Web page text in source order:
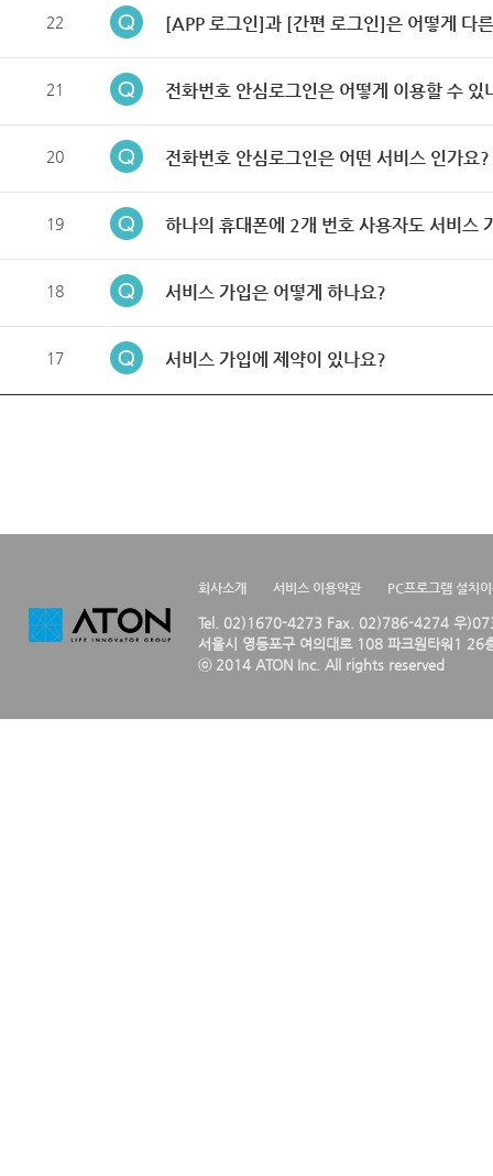
22 [APP 로그인]과 [간편 로그인]은 어떻게 다
21 전화번호 안심로그인은 어떻게 이용할 수 있
20 전화번호 안심로그인은 어떤 서비스 인가요?
19 하나의 휴대폰에 2개 번호 사용자도 서비스
18 서비스 가입은 어떻게 하나요?
17 서비스 가입에 제약이 있나요?
회사소개 서비스 이용약관 PC프로그램 설치
Tel. 02)1670-4273 Fax. 02)786-4274 우
서울시 영등포구 여의대로 108 파크원타워1 26
ⓒ 2014 ATON Inc. All rights reserved